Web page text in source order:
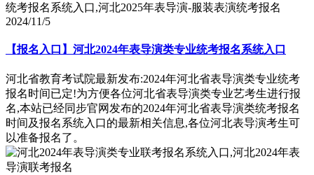
统考报名系统入口,河北2025年表导演-服装表演统考报名
2024/11/5
【报名入口】河北2024年表导演类专业统考报名系统入口
河北省教育考试院最新发布:2024年河北省表导演类专业统考
报名时间已定!为方便各位河北省表导演类专业艺考生进行报
名,本站已经同步官网发布的2024年河北省表导演类统考报名
时间及报名系统入口的最新相关信息,各位河北表导演考生可
以准备报名了。